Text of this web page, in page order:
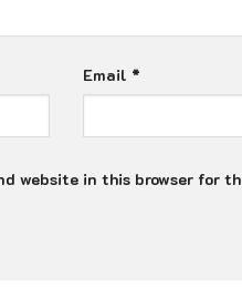
Email *
website in this browser for